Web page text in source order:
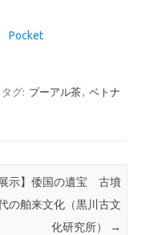
Pocket
タグ: プーアル茶
ベトナ
展示】倭国の遺宝 古墳
の舶来文化（黒川古文
化研究所）
→